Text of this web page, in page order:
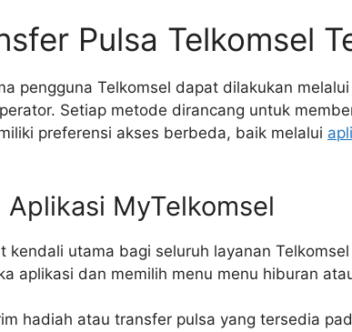
Pulsa Telkomsel
pengguna Telkomsel dapat dilakukan
Setiap metode dirancang untuk
preferensi akses berbeda, baik melalui
Aplikasi MyTelkomsel
kendali utama bagi seluruh layanan
aplikasi dan memilih menu menu hiburan
hadiah atau transfer pulsa yang tersedia